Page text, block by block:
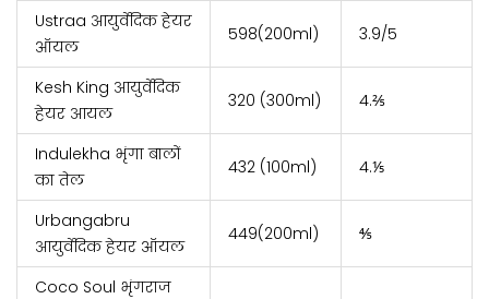
Ustraa आयुर्वेदिक हेयर
ऑयल
598(200ml) 3.9/5
Kesh King आयुर्वेदिक
हेयर आयल
320 (300ml) 4.⅖
Indulekha भृंगा बालों
का तेल
432 (100ml) 4.⅕
Urbangabru
आयुर्वेदिक हेयर ऑयल
449(200ml) ⅘
Coco Soul भृंगराज